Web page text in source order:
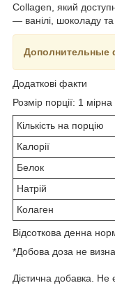
Collagen, який
— ванілі, шоколаду та
Дополнительные
Додаткові факти
Розмір порції: 1
Кількість на порцію
Калорії
Белок
Натрій
Колаген
Відсоткова денна
*Добова доза не
Дієтична добавка. Не